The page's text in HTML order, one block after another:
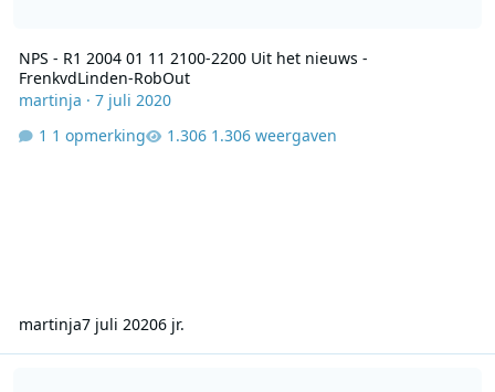
NPS - R1 2004 01 11 2100-2200 Uit het nieuws -
FrenkvdLinden-RobOut
martinja · 7 juli 2020
1 opmerking
1.306 weergaven
martinja7 juli 20206 jr.